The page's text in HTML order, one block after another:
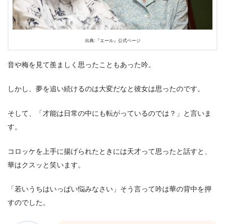
出典:『エール』公式ページ
音や梅を見て羨ましく思ったこともあった吟。
しかし、夢を追い続けるのは大変だなと彼女は思ったのです。
そして、「才能は日常の中にも転がっているのでは？」と言いま
す。
コロッケを上手に揚げられたときには天才って思ったと話すと、
華はクスッと笑います。
「若いうちはいっぱい悩みなさい」そう言って吟は華の背中を押
すのでした。